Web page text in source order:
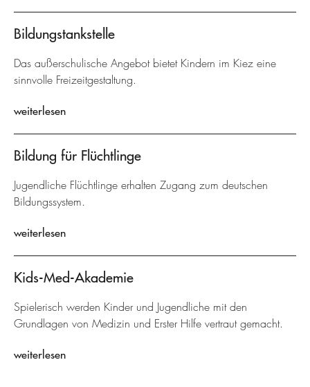
Bildungstankstelle
Das außerschulische Angebot bietet Kindern im Kiez eine
sinnvolle Freizeitgestaltung.
weiterlesen
Bildung für Flüchtlinge
Jugendliche Flüchtlinge erhalten Zugang zum deutschen
Bildungssystem.
weiterlesen
Kids-Med-Akademie
Spielerisch werden Kinder und Jugendliche mit den
Grundlagen von Medizin und Erster Hilfe vertraut gemacht.
weiterlesen